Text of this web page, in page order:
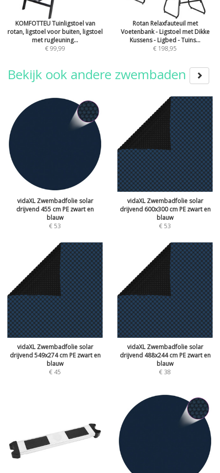
KOMFOTTEU Tuinligstoel van
rotan, ligstoel voor buiten, ligstoel
met rugleuning...
€ 99,99
Rotan Relaxfauteuil met
Voetenbank - Ligstoel met Dikke
Kussens - Ligbed - Tuins...
€ 198,95
Bekijk ook andere zwembaden
vidaXL Zwembadfolie solar
drijvend 455 cm PE zwart en
blauw
€53
vidaXL Zwembadfolie solar
drijvend 600x300 cm PE zwart en
blauw
€53
vidaXL Zwembadfolie solar
drijvend 549x274 cm PE zwart en
blauw
€45
vidaXL Zwembadfolie solar
drijvend 488x244 cm PE zwart en
blauw
€38